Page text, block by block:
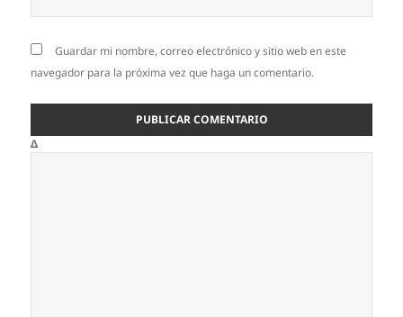
Guardar mi nombre, correo electrónico y sitio web en este
navegador para la próxima vez que haga un comentario.
Δ